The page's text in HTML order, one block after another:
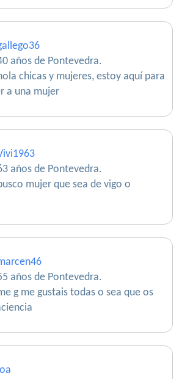
años de Pontevedra.
chicas y mujeres, estoy aquí para
a una mujer
años de Pontevedra.
mujer que sea de vigo o
años de Pontevedra.
g me gustais todas o sea que os